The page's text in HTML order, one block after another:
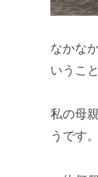
なかな
いうこ
私の母
うです。